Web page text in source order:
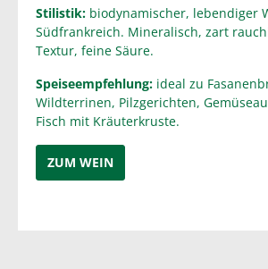
Stilistik: biodynamischer, lebendiger
Südfrankreich. Mineralisch, zart
Textur, feine Säure.
Speiseempfehlung: ideal zu
Wildterrinen, Pilzgerichten,
Fisch mit Kräuterkruste.
ZUM WEIN